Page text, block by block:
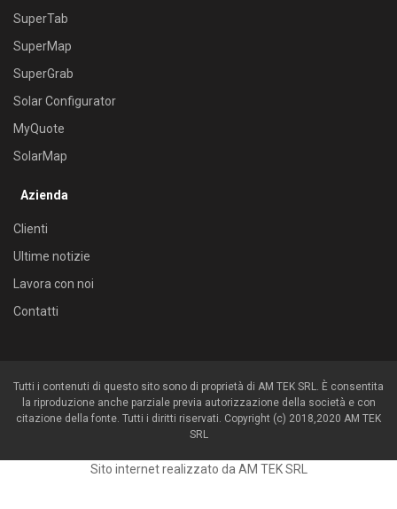
SuperTab
SuperMap
SuperGrab
Solar Configurator
MyQuote
SolarMap
Azienda
Clienti
Ultime notizie
Lavora con noi
Contatti
Tutti i contenuti di questo sito sono di proprietà di AM TEK SRL. È consentita
la riproduzione anche parziale previa autorizzazione della società e con
citazione della fonte. Tutti i diritti riservati. Copyright (c) 2018,2020 AM TEK
SRL
Sito internet realizzato da AM TEK SRL